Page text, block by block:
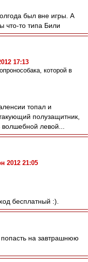
был вне игры. А
что-то типа Били
17:13
которой в
топал и
полузащитник,
левой...
2012 21:05
бесплатный :).
на завтрашнюю